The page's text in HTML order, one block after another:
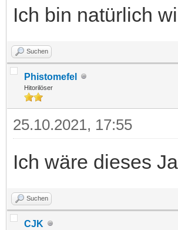
Ich bin natürlich
Suchen
Phistomefel
Hitorilöser
25.10.2021, 17:55
Ich wäre dieses
Suchen
CJK